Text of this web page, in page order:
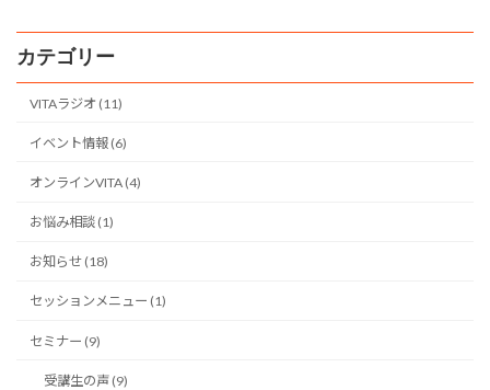
カテゴリー
VITAラジオ (11)
イベント情報 (6)
オンラインVITA (4)
お悩み相談 (1)
お知らせ (18)
セッションメニュー (1)
セミナー (9)
受講生の声 (9)